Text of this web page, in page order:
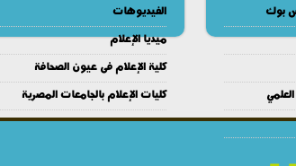
بوك
الفيديوهات
ميديا الإعلام
كلية الإعلام فى عيون الصحافة
كليات الإعلام بالجامعات المصرية